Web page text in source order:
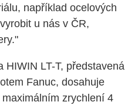
například ocelových
u nás v ČR,
HIWIN LT-T, představená
Fanuc, dosahuje
zrychlení 4